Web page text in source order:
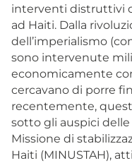
interventi distruttivi
ad Haiti. Dalla
dell’imperialismo
sono intervenute
economicamente
cercavano di porre
recentemente,
sotto gli auspici
Missione di
Haiti (MINUSTAH),